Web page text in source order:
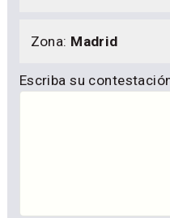
Zona: Madrid
Escriba su